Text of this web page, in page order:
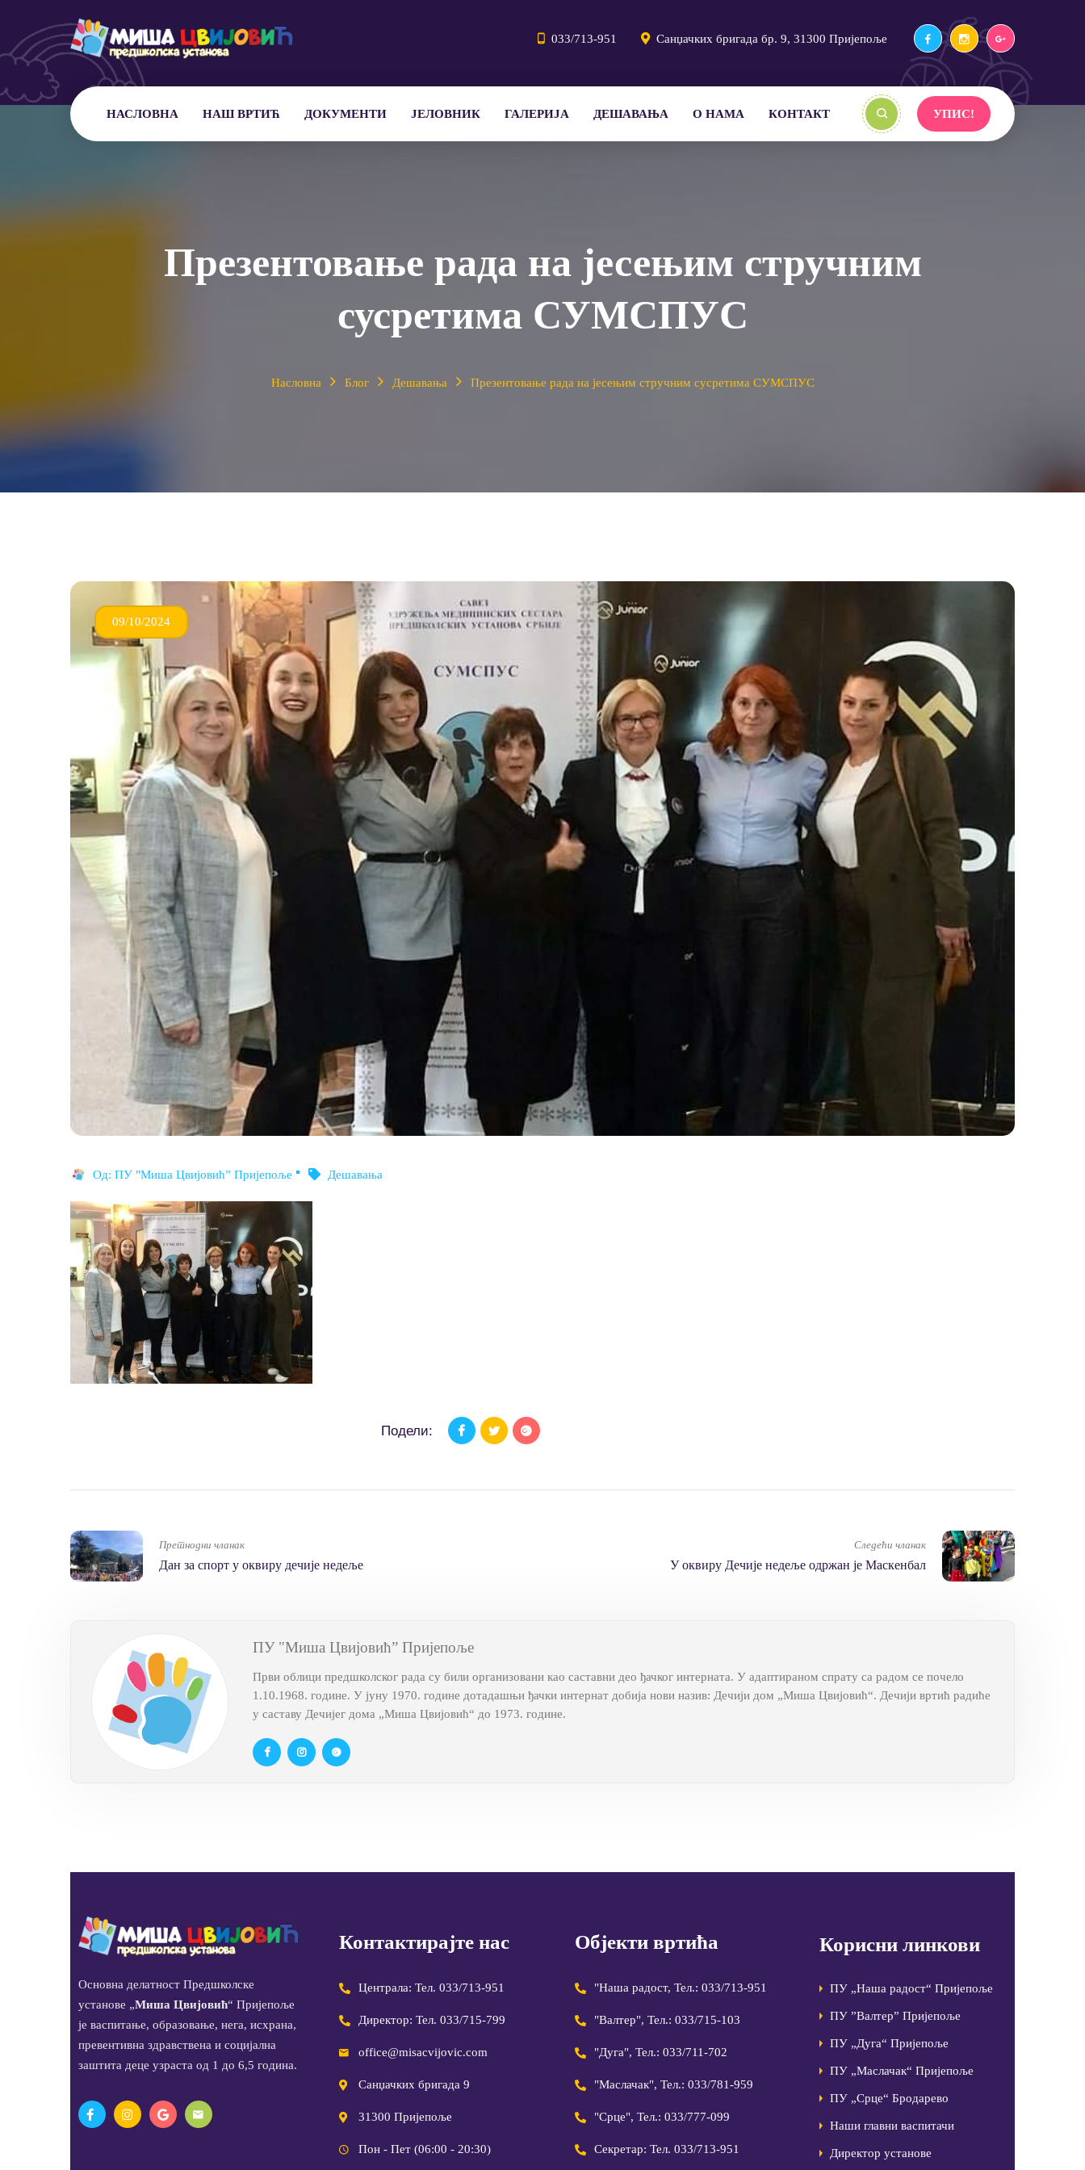
033/713-951 Санџачких бригада бр. 9, 31300 Пријепоље
НАСЛОВНА НАШ ВРТИЋ ДОКУМЕНТИ ЈЕЛОВНИК ГАЛЕРИЈА ДЕШАВАЊА О НАМА КОНТАКТ УПИС!
Презентовање рада на јесењим стручним
сусретима СУМСПУС
Насловна Блог Дешавања Презентовање рада на јесењим стручним сусретима СУМСПУС
09/10/2024
Од: ПУ "Миша Цвијовић” Пријепоље Дешавања
Подели:
Претнодни чланак
Дан за спорт у оквиру дечије недеље
Следећи чланак
У оквиру Дечије недеље одржан је Маскенбал
ПУ "Миша Цвијовић” Пријепоље
Први облици предшколског рада су били организовани као саставни део ђачког интерната. У адаптираном спрату са радом се почело
1.10.1968. године. У јуну 1970. године дотадашњи ђачки интернат добија нови назив: Дечији дом „Миша Цвијовић“. Дечији вртић радиће
у саставу Дечијег дома „Миша Цвијовић“ до 1973. године.
Основна делатност Предшколске
установе „Миша Цвијовић“ Пријепоље
је васпитање, образовање, нега, исхрана,
превентивна здравствена и социјална
заштита деце узраста од 1 до 6,5 година.
Контактирајте нас
Централа: Тел. 033/713-951
Директор: Тел. 033/715-799
office@misacvijovic.com
Санџачких бригада 9
31300 Пријепоље
Пон - Пет (06:00 - 20:30)
Објекти вртића
"Наша радост, Тел.: 033/713-951
"Валтер", Тел.: 033/715-103
"Дуга", Тел.: 033/711-702
"Маслачак", Тел.: 033/781-959
"Срце", Тел.: 033/777-099
Секретар: Тел. 033/713-951
Корисни линкови
ПУ „Наша радост“ Пријепоље
ПУ ”Валтер” Пријепоље
ПУ „Дуга“ Пријепоље
ПУ „Маслачак“ Пријепоље
ПУ „Срце“ Бродарево
Наши главни васпитачи
Директор установе